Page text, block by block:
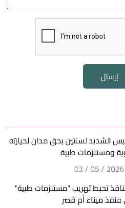
إرسال
الشديد لسنتين بحق مدان لحيازته
ومستلزمات طبية
تحبط تهريب "مستلزمات طبية"
ميناء أم قصر